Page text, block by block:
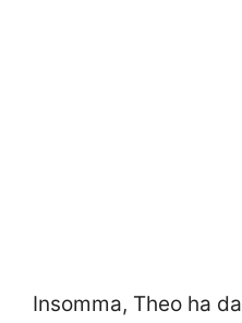
Insomma, Theo ha